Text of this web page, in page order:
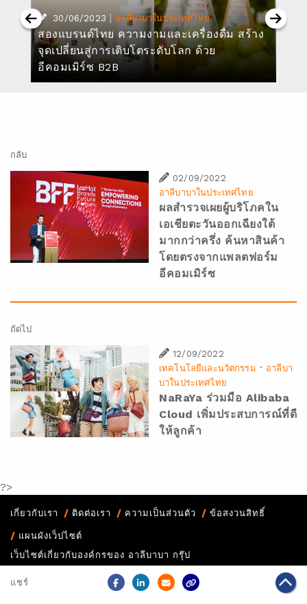
แชร์
30/06/2023 | อาลีบาบาในประเทศไทย
สองแบรนด์ไทย ความงามและเครื่องดื่ม สร้าง
จุดเปลี่ยนสู่การเติบโตระดับโลก ด้วย
อีคอมเมิร์ซ B2B
กลับ
02/09/2022
อาลีบาบาในประเทศไทย
ผลสำรวจเผยผู้บริโภคใน
เอเชียตะวันออกเฉียงใต้
มากกว่าครึ่ง ค้นหาสินค้า
โดยตรงจากแพลตฟอร์ม
อีคอมเมิร์ซ
ถัดไป
12/09/2022
เทคโนโลยีและนวัตกรรม · อาลีบา
บาในประเทศไทย
NaRaYa ร่วมมือ Alibaba
Cloud เพิ่มประสบการณ์ที่ดี
ให้ลูกค้า
?>
เกี่ยวกับเรา ติดต่อเรา ความเป็นส่วนตัว ข้อสงวนสิทธิ์
แผนผังเว็ปไซต์
เว็บไซต์เกี่ยวกับองค์กรของ อาลีบาบา กรุ๊ป
2026 Alibaba Group Holding Limited and/or
its affiliates and licensors. All rights reserved